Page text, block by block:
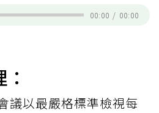
00:00 / 00:00
議以最嚴格標準檢視每